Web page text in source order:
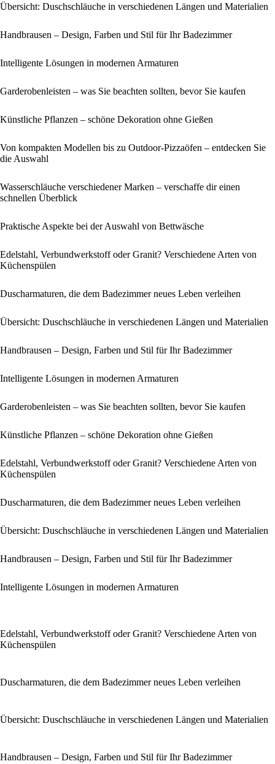
Übersicht: Duschschläuche in verschiedenen Längen und Materialien
Handbrausen – Design, Farben und Stil für Ihr Badezimmer
Intelligente Lösungen in modernen Armaturen
Garderobenleisten – was Sie beachten sollten, bevor Sie kaufen
Künstliche Pflanzen – schöne Dekoration ohne Gießen
Von kompakten Modellen bis zu Outdoor-Pizzaöfen – entdecken Sie
die Auswahl
Wasserschläuche verschiedener Marken – verschaffe dir einen
schnellen Überblick
Praktische Aspekte bei der Auswahl von Bettwäsche
Edelstahl, Verbundwerkstoff oder Granit? Verschiedene Arten von
Küchenspülen
Duscharmaturen, die dem Badezimmer neues Leben verleihen
Übersicht: Duschschläuche in verschiedenen Längen und Materialien
Handbrausen – Design, Farben und Stil für Ihr Badezimmer
Intelligente Lösungen in modernen Armaturen
Garderobenleisten – was Sie beachten sollten, bevor Sie kaufen
Künstliche Pflanzen – schöne Dekoration ohne Gießen
Edelstahl, Verbundwerkstoff oder Granit? Verschiedene Arten von
Küchenspülen
Duscharmaturen, die dem Badezimmer neues Leben verleihen
Übersicht: Duschschläuche in verschiedenen Längen und Materialien
Handbrausen – Design, Farben und Stil für Ihr Badezimmer
Intelligente Lösungen in modernen Armaturen
Edelstahl, Verbundwerkstoff oder Granit? Verschiedene Arten von
Küchenspülen
Duscharmaturen, die dem Badezimmer neues Leben verleihen
Übersicht: Duschschläuche in verschiedenen Längen und Materialien
Handbrausen – Design, Farben und Stil für Ihr Badezimmer